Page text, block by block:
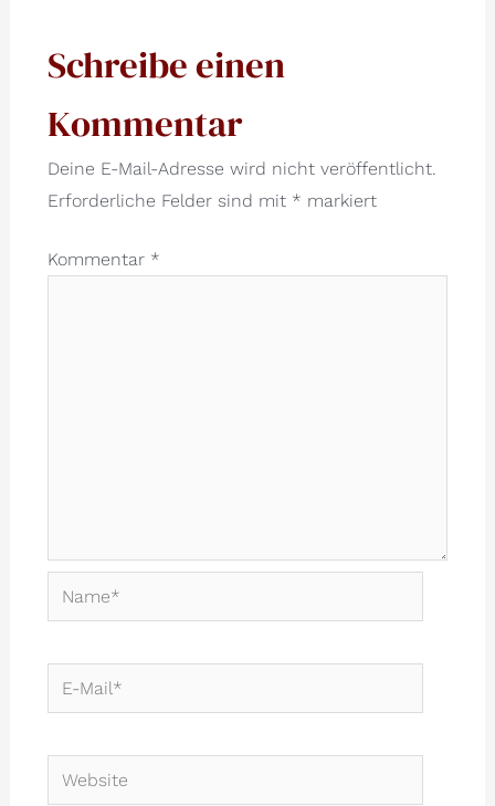
Schreibe einen
Kommentar
Deine E-Mail-Adresse wird nicht veröffentlicht.
Erforderliche Felder sind mit * markiert
Kommentar *
Name*
E-
Mail*
Website